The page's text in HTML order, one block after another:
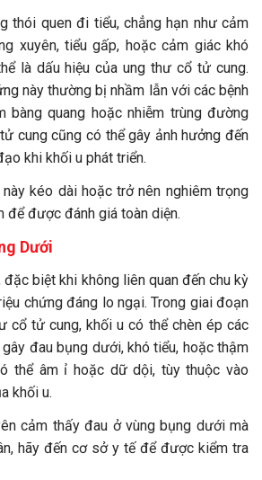
thói quen đi tiểu, chẳng hạn như cảm
xuyên, tiểu gấp, hoặc cảm giác khó
là dấu hiệu của ung thư cổ tử cung.
này thường bị nhầm lẫn với các bệnh
bàng quang hoặc nhiễm trùng đường
cung cũng có thể gây ảnh hưởng đến
khi khối u phát triển.
kéo dài hoặc trở nên nghiêm trọng
để được đánh giá toàn diện.
Dưới
biệt khi không liên quan đến chu kỳ
chứng đáng lo ngại. Trong giai đoạn
cổ tử cung, khối u có thể chèn ép các
gây đau bụng dưới, khó tiểu, hoặc thậm
thể âm ỉ hoặc dữ dội, tùy thuộc vào
khối u.
cảm thấy đau ở vùng bụng dưới mà
hãy đến cơ sở y tế để được kiểm tra